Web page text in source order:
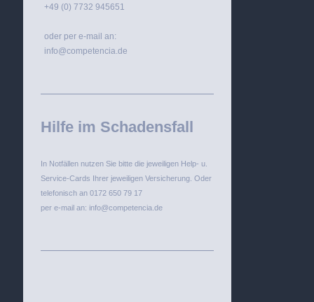
+49 (0) 7732 945651
oder per e-mail an:
info@competencia.de
Hilfe im Schadensfall
In Notfällen nutzen Sie bitte die jeweiligen Help- u.
Service-Cards Ihrer jeweiligen Versicherung. Oder
telefonisch an 0172 650 79 17
per e-mail an: info@competencia.de